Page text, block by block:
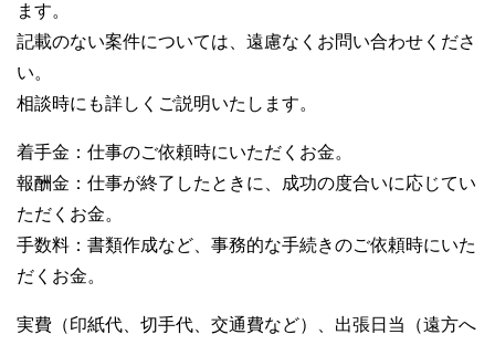
ます。
記載のない案件については、遠慮なくお問い合わせくださ
い。
相談時にも詳しくご説明いたします。
着手金：仕事のご依頼時にいただくお金。
報酬金：仕事が終了したときに、成功の度合いに応じてい
ただくお金。
手数料：書類作成など、事務的な手続きのご依頼時にいた
だくお金。
実費（印紙代、切手代、交通費など）、出張日当（遠方へ